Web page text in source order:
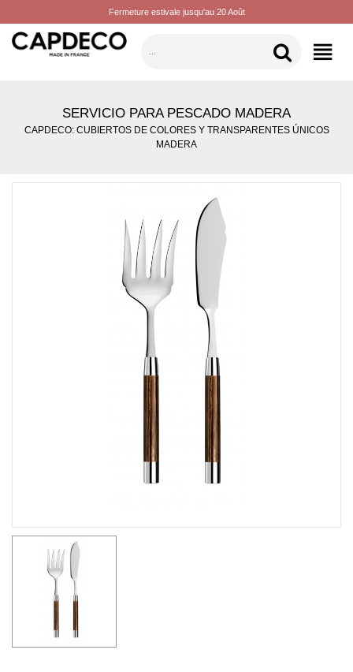
Fermeture estivale jusqu'au 20 Août
CATEGORÍAS
SERVICIO PARA PESCADO MADERA
CAPDECO: CUBIERTOS DE COLORES Y TRANSPARENTES ÚNICOS
MADERA